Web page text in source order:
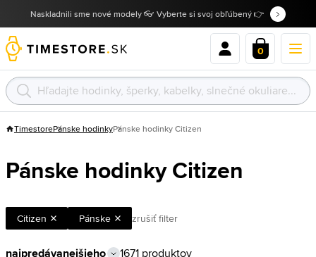
Naskladnili sme nové modely 👓 Vyberte si svoj obľúbený 👉
0
TimestorePánske hodinkyPánske hodinky Citizen
Pánske hodinky Citizen
Citizen Pánske zrušiť filter
1671 produktov